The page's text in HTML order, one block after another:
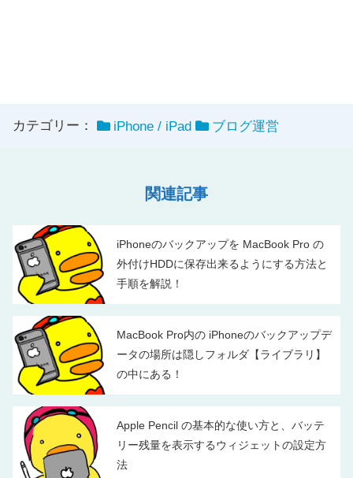
カテゴリー： iPhone / iPad ブログ運営
関連記事
iPhoneのバックアップを MacBook Pro の
外付けHDDに保存出来るようにする方法と
手順を解説！
MacBook Pro内の iPhoneのバックアップデ
ータの場所は隠しフォルダ【ライブラリ】
の中にある！
Apple Pencil の基本的な使い方と、バッテ
リー残量を表示するウィジェットの設定方
法